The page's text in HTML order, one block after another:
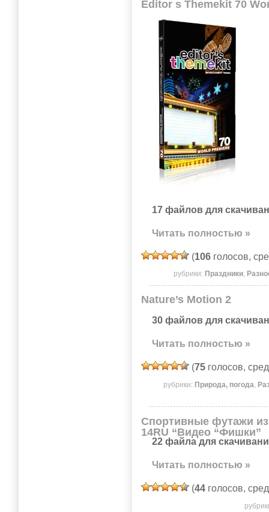
Editor s Themekit 70
17 файлов для
Читать полностью »
(106 голосов,
рубрики: Праздники,
Nature’s Motion 2
30 файлов для
Читать полностью »
(75 голосов,
рубрики: Природа, погода
Спортивные футажи из
14RU “Видео “Фишки”
22 файла для
Читать полностью »
(44 голосов,